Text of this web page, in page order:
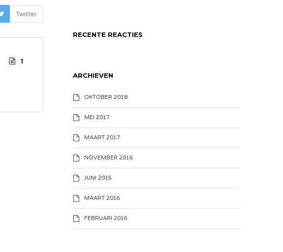
Twitter
1
RECENTE REACTIES
ARCHIEVEN
OKTOBER 2018
MEI 2017
MAART 2017
NOVEMBER 2016
JUNI 2016
MAART 2016
FEBRUARI 2016